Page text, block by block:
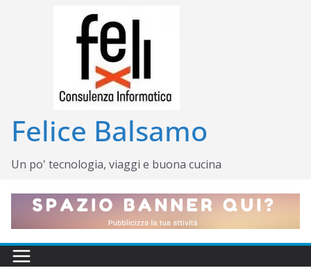
Felice Balsamo
Un po' tecnologia, viaggi e buona cucina